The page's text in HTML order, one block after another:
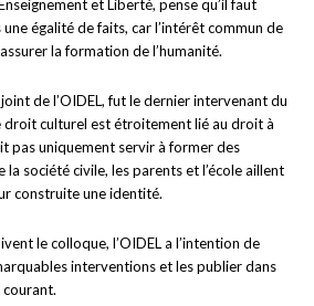
et Liberté, pense qu’il faut
égalité de faits, car l’intérêt commun de
la formation de l’humanité.
de l’OIDEL, fut le dernier intervenant du
droit culturel est étroitement lié au droit à
pas uniquement servir à former des
la société civile, les parents et l’école aillent
construite une identité.
le colloque, l’OIDEL a l’intention de
interventions et les publier dans